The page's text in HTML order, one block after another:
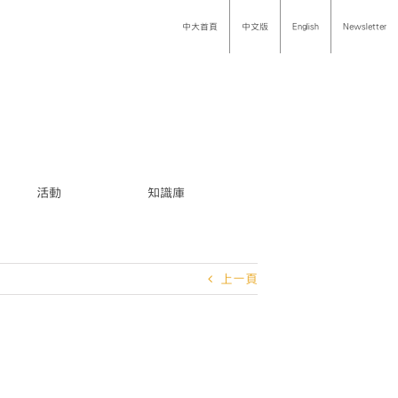
中大首頁 中文版 English Newsletter
活動 知識庫
上一頁